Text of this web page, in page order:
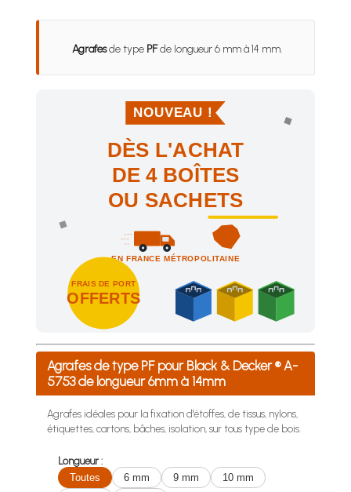
Agrafesde type PFde longueur 6 mm à 14 mm.
NOUVEAU !
DÈS L'ACHAT
DE 4 BOÎTES
OU SACHETS
EN FRANCE MÉTROPOLITAINE
FRAIS DE PORT
OFFERTS
Achetez 4 sachets ou boîtes d'agrafes ou de pointes et
Agrafes de type PF pour Black & Decker ® A-
5753 de longueur 6mm à 14mm
Agrafes idéales pour la fixation d'étoffes, de tissus, nylons,
étiquettes, cartons, bâches, isolation, sur tous type de bois.
Longueur :
Toutes
6 mm 9 mm
10 mm